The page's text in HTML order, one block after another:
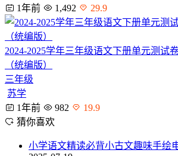
1年前
1,492 29.9
2024-2025学年三年级语文下册单元测试
（统编版）
三年级
苏学
1年前
982
19.9
猜你喜欢
小学语文精读必背小古文趣味手绘